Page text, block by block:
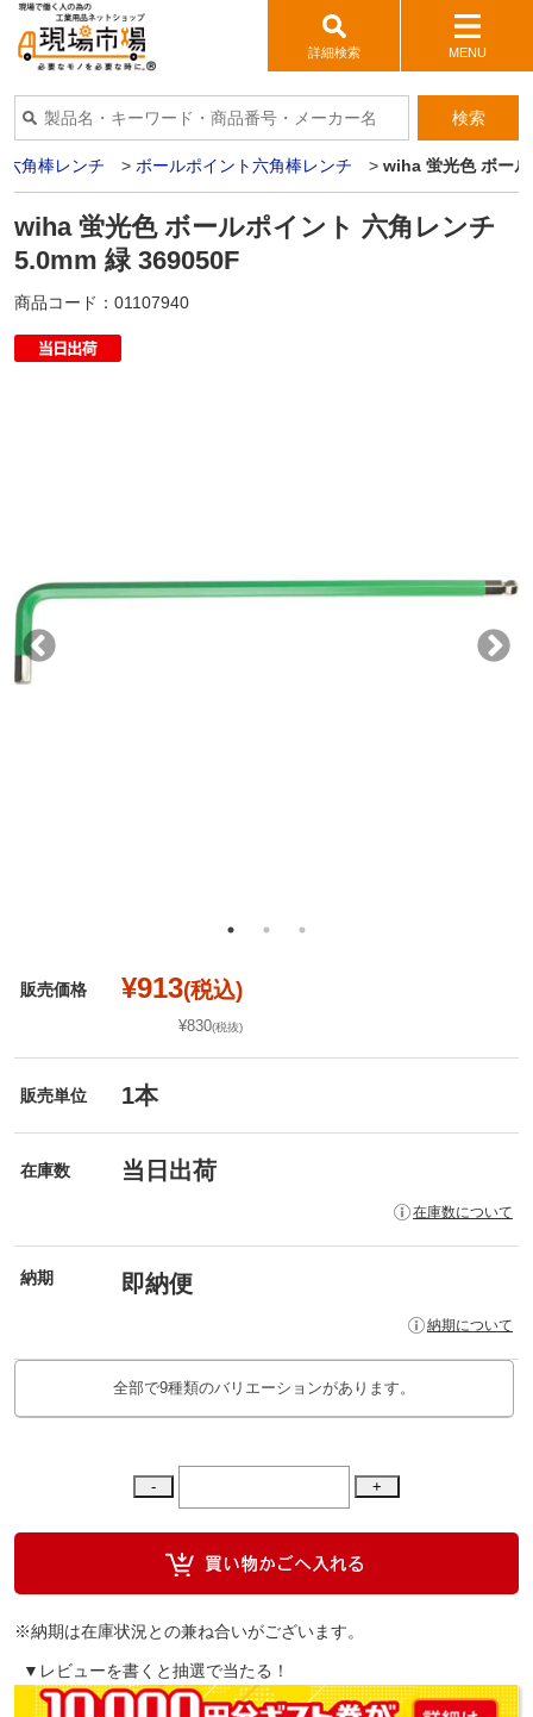
詳細検索 MENU
検索
角棒レンチ > ボールポイント六角棒レンチ > wiha 蛍光色 ボー
wiha 蛍光色 ボールポイント 六角レンチ
5.0mm 緑 369050F
商品コード： 01107940
販売価格 ¥913(税込)
¥830(税抜)
販売単位 1本
在庫数 当日出荷
在庫数について
納期 即納便
納期について
全部で9種類のバリエーションがあります。
※納期は在庫状況との兼ね合いがございます。
▼レビューを書くと抽選で当たる！